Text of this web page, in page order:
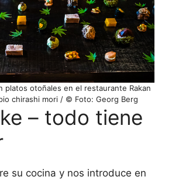
platos otoñales en el restaurante Rakan
chirashi mori / © Foto: Georg Berg
– todo tiene
su cocina y nos introduce en